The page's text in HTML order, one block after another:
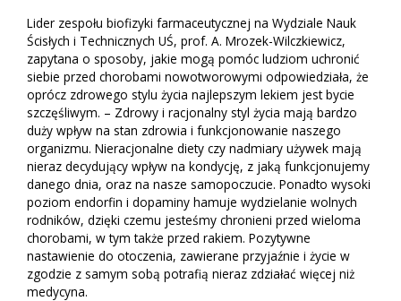
Lider zespołu biofizyki farmaceutycznej na Wydziale Nauk
Ścisłych i Technicznych UŚ, prof. A. Mrozek-Wilczkiewicz,
zapytana o sposoby, jakie mogą pomóc ludziom uchronić
siebie przed chorobami nowotworowymi odpowiedziała, że
oprócz zdrowego stylu życia najlepszym lekiem jest bycie
szczęśliwym. – Zdrowy i racjonalny styl życia mają bardzo
duży wpływ na stan zdrowia i funkcjonowanie naszego
organizmu. Nieracjonalne diety czy nadmiary używek mają
nieraz decydujący wpływ na kondycję, z jaką funkcjonujemy
danego dnia, oraz na nasze samopoczucie. Ponadto wysoki
poziom endorfin i dopaminy hamuje wydzielanie wolnych
rodników, dzięki czemu jesteśmy chronieni przed wieloma
chorobami, w tym także przed rakiem. Pozytywne
nastawienie do otoczenia, zawierane przyjaźnie i życie w
zgodzie z samym sobą potrafią nieraz zdziałać więcej niż
medycyna.